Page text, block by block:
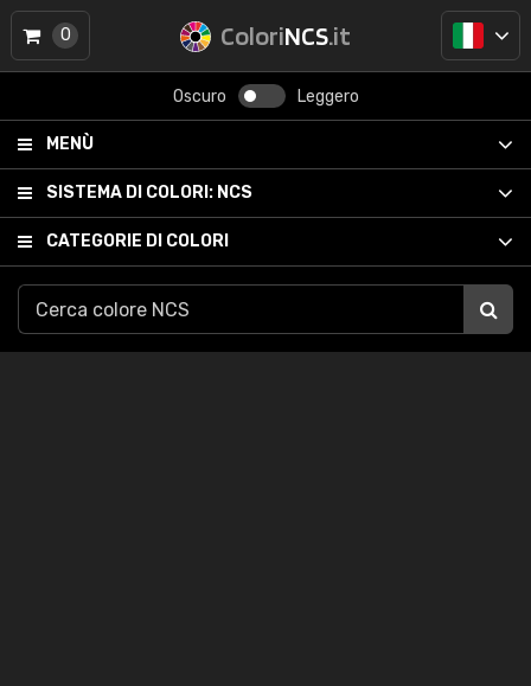
ColoriNCS.it
Oscuro Leggero
MENÙ
SISTEMA DI COLORI: NCS
CATEGORIE DI COLORI
0